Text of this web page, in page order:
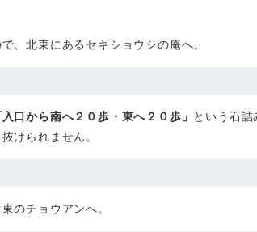
、北東にあるセキショウシの庵へ。
入口から南へ２０歩・東へ２０歩」 という石詰
けられません。
のチョウアンへ。